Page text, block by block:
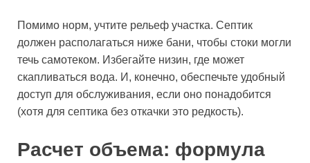
Помимо норм, учтите рельеф участка. Септик
должен располагаться ниже бани, чтобы стоки могли
течь самотеком. Избегайте низин, где может
скапливаться вода. И, конечно, обеспечьте удобный
доступ для обслуживания, если оно понадобится
(хотя для септика без откачки это редкость).
Расчет объема: формула